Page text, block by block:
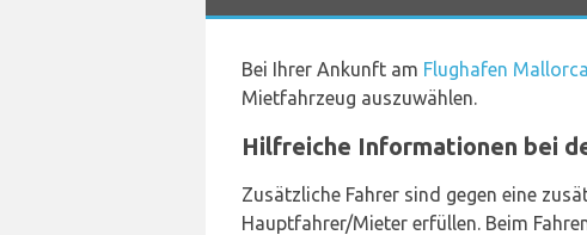
Bei Ihrer Ankunft am Flughafen
Mietfahrzeug auszuwählen.
Hilfreiche Informationen bei
Zusätzliche Fahrer sind gegen eine
Hauptfahrer/Mieter erfüllen. Beim